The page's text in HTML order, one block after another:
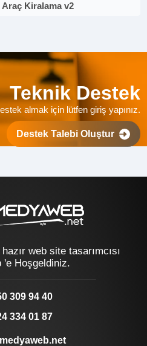
Araç Kiralama v2
Teknik Destek
almak için lütfen giriş yapınız.
Destek Talebi Oluştur
web site tasarımcısı
'e Hoşgeldiniz.
309 94 40
334 01 87